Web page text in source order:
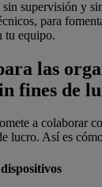
sin supervisión y
para
tu equipo.
las
fines de
a colaborar
lucro. Así es